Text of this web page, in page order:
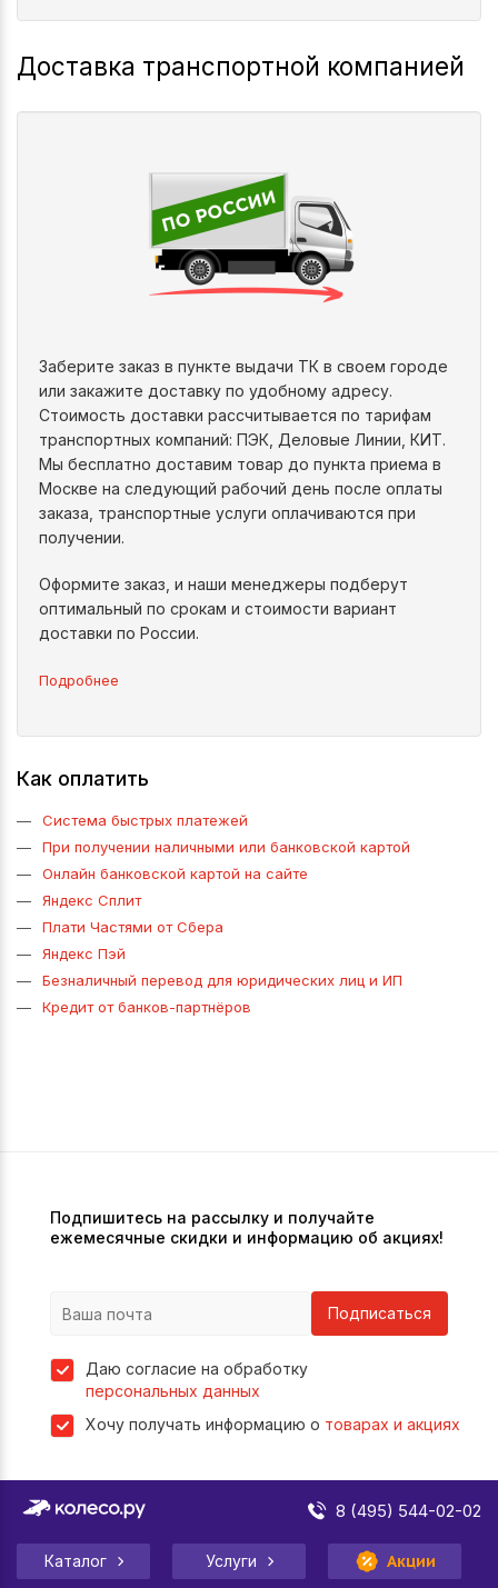
Доставка транспортной компанией
Заберите заказ в пункте выдачи ТК в своем городе
или закажите доставку по удобному адресу.
Стоимость доставки рассчитывается по тарифам
транспортных компаний: ПЭК, Деловые Линии, КИТ.
Мы бесплатно доставим товар до пункта приема в
Москве на следующий рабочий день после оплаты
заказа, транспортные услуги оплачиваются при
получении.
Оформите заказ, и наши менеджеры подберут
оптимальный по срокам и стоимости вариант
доставки по России.
Подробнее
Как оплатить
Система быстрых платежей
При получении наличными или банковской картой
Онлайн банковской картой на сайте
Яндекс Сплит
Плати Частями от Сбера
Яндекс Пэй
Безналичный перевод для юридических лиц и ИП
Кредит от банков-партнёров
Подпишитесь на рассылку и получайте
ежемесячные скидки и информацию об акциях!
Подписаться
Даю согласие на обработку
персональных данных
Хочу получать информацию о товарах и акциях
8 (495) 544-02-02
Каталог Услуги Акции